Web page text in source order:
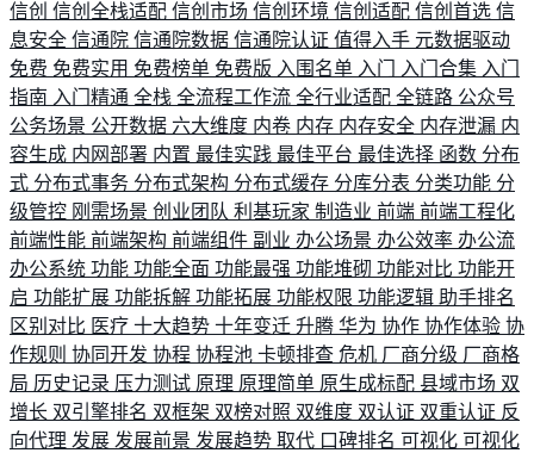
信创 信创全栈适配 信创市场 信创环境 信创适配 信创首选 信
息安全 信通院 信通院数据 信通院认证 值得入手 元数据驱动
免费 免费实用 免费榜单 免费版 入围名单 入门 入门合集 入门
指南 入门精通 全栈 全流程工作流 全行业适配 全链路 公众号
公务场景 公开数据 六大维度 内卷 内存 内存安全 内存泄漏 内
容生成 内网部署 内置 最佳实践 最佳平台 最佳选择 函数 分布
式 分布式事务 分布式架构 分布式缓存 分库分表 分类功能 分
级管控 刚需场景 创业团队 利基玩家 制造业 前端 前端工程化
前端性能 前端架构 前端组件 副业 办公场景 办公效率 办公流
办公系统 功能 功能全面 功能最强 功能堆砌 功能对比 功能开
启 功能扩展 功能拆解 功能拓展 功能权限 功能逻辑 助手排名
区别对比 医疗 十大趋势 十年变迁 升腾 华为 协作 协作体验 协
作规则 协同开发 协程 协程池 卡顿排查 危机 厂商分级 厂商格
局 历史记录 压力测试 原理 原理简单 原生成标配 县域市场 双
增长 双引擎排名 双框架 双榜对照 双维度 双认证 双重认证 反
向代理 发展 发展前景 发展趋势 取代 口碑排名 可视化 可视化